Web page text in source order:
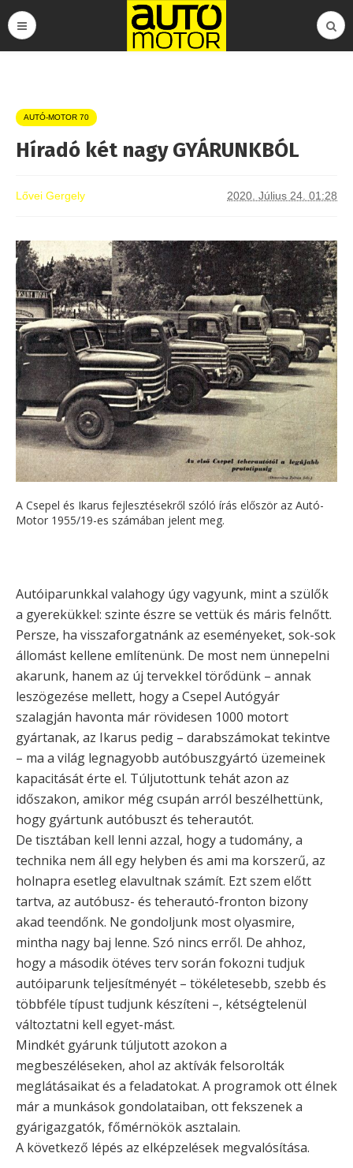
AUTÓ-MOTOR 70
Híradó két nagy GYÁRUNKBÓL
Lővei Gergely 2020. Július 24. 01:28
A Csepel és Ikarus fejlesztésekről szóló írás először az Autó-
Motor 1955/19-es számában jelent meg.
Autóiparunkkal valahogy úgy vagyunk, mint a szülők
a gyerekükkel: szinte észre se vettük és máris felnőtt.
Persze, ha visszaforgatnánk az eseményeket, sok-sok
állomást kellene említenünk. De most nem ünnepelni
akarunk, hanem az új tervekkel törődünk – annak
leszögezése mellett, hogy a Csepel Autógyár
szalagján havonta már rövidesen 1000 motort
gyártanak, az Ikarus pedig – darabszámokat tekintve
– ma a világ legnagyobb autóbuszgyártó üzemeinek
kapacitását érte el. Túljutottunk tehát azon az
időszakon, amikor még csupán arról beszélhettünk,
hogy gyártunk autóbuszt és teherautót.
De tisztában kell lenni azzal, hogy a tudomány, a
technika nem áll egy helyben és ami ma korszerű, az
holnapra esetleg elavultnak számít. Ezt szem előtt
tartva, az autóbusz- és teherautó-fronton bizony
akad teendőnk. Ne gondoljunk most olyasmire,
mintha nagy baj lenne. Szó nincs erről. De ahhoz,
hogy a második ötéves terv során fokozni tudjuk
autóiparunk teljesítményét – tökéletesebb, szebb és
többféle típust tudjunk készíteni –, kétségtelenül
változtatni kell egyet-mást.
Mindkét gyárunk túljutott azokon a
megbeszéléseken, ahol az aktívák felsorolták
meglátásaikat és a feladatokat. A programok ott élnek
már a munkások gondolataiban, ott fekszenek a
gyárigazgatók, főmérnökök asztalain.
A következő lépés az elképzelések megvalósítása.